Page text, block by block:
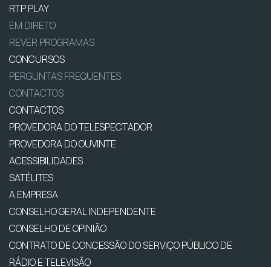
RTP PLAY
EM DIRETO
REVER PROGRAMAS
CONCURSOS
PERGUNTAS FREQUENTES
CONTACTOS
CONTACTOS
PROVEDORA DO TELESPECTADOR
PROVEDORA DO OUVINTE
ACESSIBILIDADES
SATÉLITES
A EMPRESA
CONSELHO GERAL INDEPENDENTE
CONSELHO DE OPINIÃO
CONTRATO DE CONCESSÃO DO SERVIÇO PÚBLICO DE
RÁDIO E TELEVISÃO